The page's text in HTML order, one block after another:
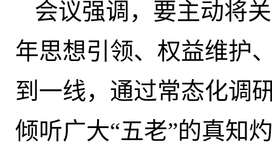
会议强调，要主动将
年思想引领、权益维护
到一线，通过常态化调
倾听广大“五老”的真知